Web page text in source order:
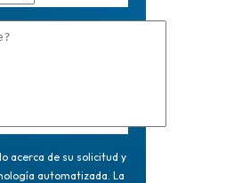
acerca de su solicitud y
automatizada. La